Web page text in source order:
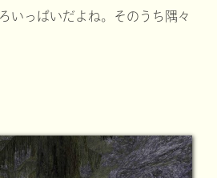
いっぱいだよね。そのうち隅々